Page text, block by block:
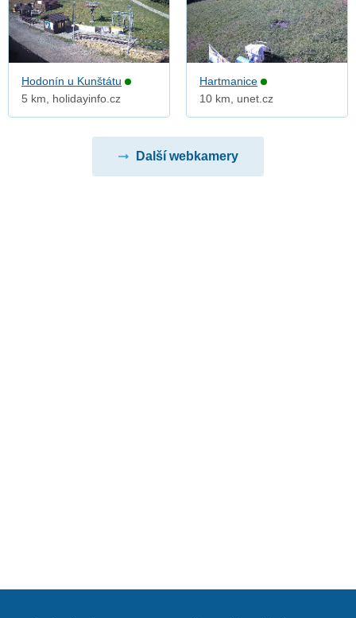
Hodonín u Kunštátu
5 km, holidayinfo.cz
Hartmanice
10 km, unet.cz
Další webkamery